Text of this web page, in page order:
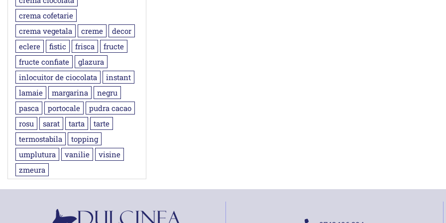
crema cofetarie
crema vegetala
creme
decor
eclere
fistic frisca
fructe
fructe confiate
glazura
inlocuitor de ciocolata
instant
lamaie
margarina
negru
pasca
portocale
pudra cacao
rosu
sarat tarta
tarte
termostabila
topping
umplutura
vanilie
visine
zmeura